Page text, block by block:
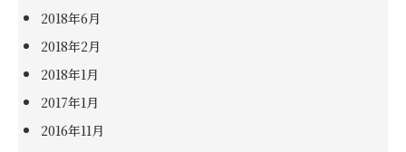
2018年6月
2018年2月
2018年1月
2017年1月
2016年11月